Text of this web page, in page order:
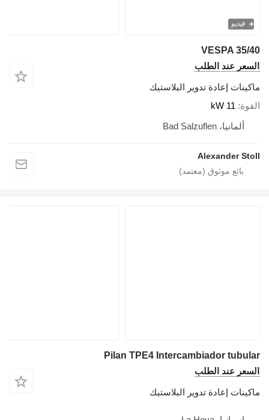
فيديو
VESPA 35/40
السعر عند الطلب
ماكينات إعادة تدوير البلاستيك
القوة 11 kW
ألمانيا، Bad Salzuflen
Alexander Stoll
Pilan TPE4 Intercambiador tubular
السعر عند الطلب
ماكينات إعادة تدوير البلاستيك